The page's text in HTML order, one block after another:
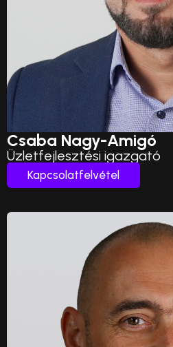
Csaba Nagy-Amigó
Üzletfejlesztési igazgató
Kapcsolatfelvétel